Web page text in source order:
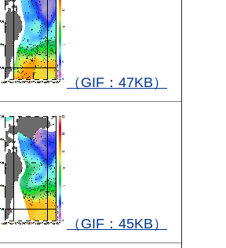
（GIF：47KB）
（GIF：45KB）